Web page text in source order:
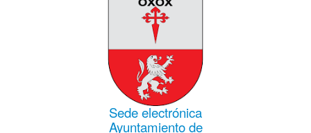
Sede electrónica
Ayuntamiento de